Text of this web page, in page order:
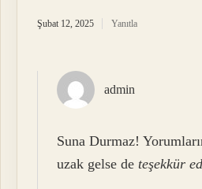
Şubat 12, 2025 Yanıtla
admin
Suna Durmaz!
uzak gelse de teşekkür